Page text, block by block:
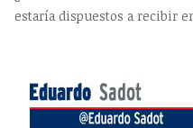
estaría dispuestos a recibir